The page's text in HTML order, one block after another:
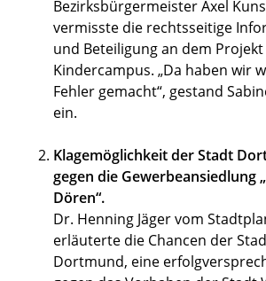
Bezirksbürgermeister Axel
vermisste die rechtsseitige
und Beteiligung an dem Projekt
Kindercampus. „Da haben wir
Fehler gemacht“, gestand
ein.
Klagemöglichkeit der Stadt
gegen die Gewerbeansiedlung
Dören“.
Dr. Henning Jäger vom
erläuterte die Chancen der
Dortmund, eine